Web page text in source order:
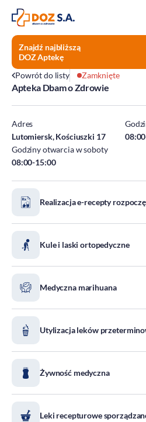
O firmie
Praca w Centrali
ESG
Środowisko
Społeczeństwo
Standardy Ochrony
Tradycja
Kodeks Etyki
Do pobrania
Dla akcjonariuszy
Znajdź najbliższą
DOZ Aptekę
Powrót do listy Zamknięte
Apteka Dbam o Zdrowie
Adres
Lutomiersk, Kościuszki 17
Godziny otwarcia w soboty
08:00-15:00
Realizacja e-recepty
Kule i laski ortopedyczne
Medyczna marihuana
Utylizacja leków
Żywność medyczna
Leki recepturowe